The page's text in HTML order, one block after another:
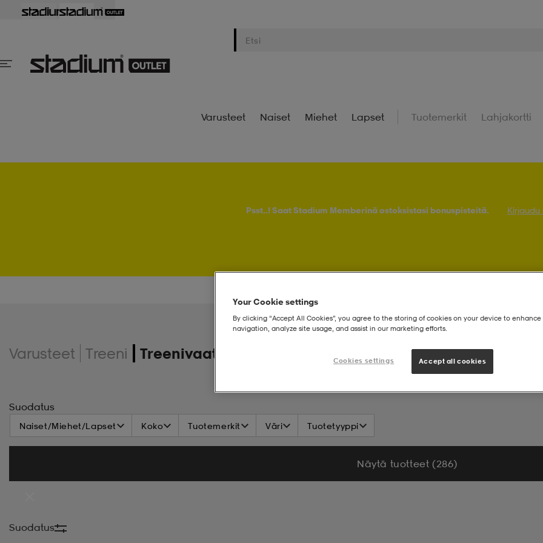
Varusteet Naiset Miehet Lapset Tuotemerkit Lahjakortti
Psst..! Saat Stadium Memberinä ostoksistasi bonuspisteitä. Kirjaudu
Varusteet Treeni Treenivaatteet
Suodatus
Naiset/Miehet/Lapset Koko Tuotemerkit Väri Tuotetyyppi
Näytä tuotteet (286)
Suodatus
Your Cookie settings
By clicking “Accept All Cookies”, you agree to the storing of cookies on your device to enhance
navigation, analyze site usage, and assist in our marketing efforts.
Cookies settings Accept all cookies